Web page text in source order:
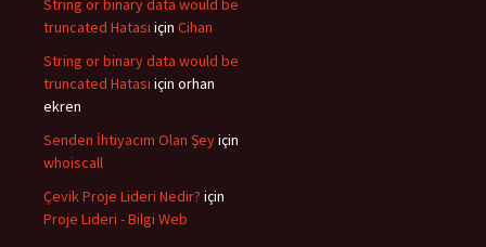
String or binary data would be
truncated Hatası için Cihan
String or binary data would be
truncated Hatası için orhan
ekren
Senden İhtiyacım Olan Şeyiçin
whoiscall
Çevik Proje Lideri Nedir? için
Proje Lideri - Bilgi Web